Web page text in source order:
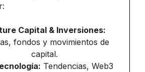
Capital & Inversiones:
fondos y movimientos de
capital.
Tendencias, Web3